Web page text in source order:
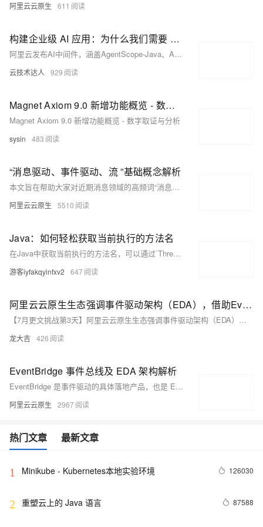
阿里云云原生 611
构建企业级 AI 应用：为什么我们需要 AI 中间件？
阿里云发布AI中间件，涵盖AgentScope-Java、AI MQ、Higress、Nacos及可观测体系，全面开源核心技术，助力企业构建分布式多Agent架构，推动AI原生应用规模化落地。
云技术达人 929
Magnet Axiom 9.0 新增功能概览 - 数字取证与分析
Magnet Axiom 9.0 新增功能概览 - 数字取证与分析
sysin 483
“消息驱动、事件驱动、流 ”基础概念解析
本文旨在帮助大家对近期消息领域的高频词“消息驱动（Message-Driven），事件驱动（Event-Driven）和流（Streaming）”有更清晰的了解和认知，其中事件驱动 EDA 作为 Gartner 预测的十大技术趋势之一， EventBridge 作为下一代消息中间件，也是目前的重点方向之一。
阿里云云原生 5510
Java：如何轻松获取当前执行的方法名
在Java中获取当前执行的方法名，可以通过`Thread.currentThread().getStackTrace()`得到堆栈跟踪元素数组，提取第一个元素的`methodName`。也可使用反射机制，先获取目标类`Class`对象，然后用`getDeclaredMethod()`找到目标方法，最后用`getName()`获取方法名。两种方法都能实现需求，具体选择取决于应用场景。想获取源码可回复**001**。更多内容，敬请关注！
游客iyfakqyinfxv2 647
阿里云云原生生态强调事件驱动架构（EDA），借助EventBridge和EventMesh实现微服务间的高效协作。
【7月更文挑战第3天】阿里云云原生生态强调事件驱动架构（EDA），借助EventBridge和EventMesh实现微服务间的高效协作。EDA提升系统弹性和可维护性，促进业务敏捷性。实施路径包括事件模型设计、集成阿里云服务、开发事件处理器和监控优化。通过阿里云服务，开发者能轻松构建响应式、可扩展的云原生应用，加速创新并驱动数字化转型。
龙大吉 426
EventBridge 事件总线及 EDA 架构解析
EventBridge 是事件驱动的具体落地产品，也是 EDA 的最佳实践方式。
阿里云云原生 2967
热门文章 最新文章
1 Minikube - Kubernetes本地实验环境 126030
2 重塑云上的 Java 语言 87588